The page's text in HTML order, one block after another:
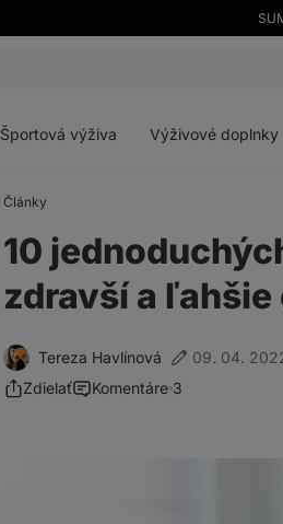
Športová výživa Výživové doplnky
Články
10
zdravší a
Tereza Havlínová
09. 04.
Zdielať
Komentáre 3